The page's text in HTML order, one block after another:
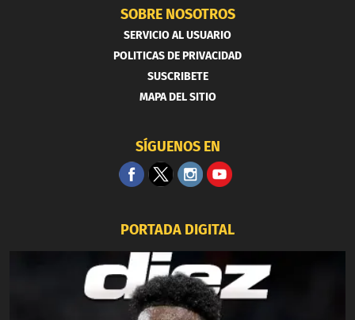
SOBRE NOSOTROS
SERVICIO AL USUARIO
POLITICAS DE PRIVACIDAD
SUSCRIBETE
MAPA DEL SITIO
SÍGUENOS EN
PORTADA DIGITAL